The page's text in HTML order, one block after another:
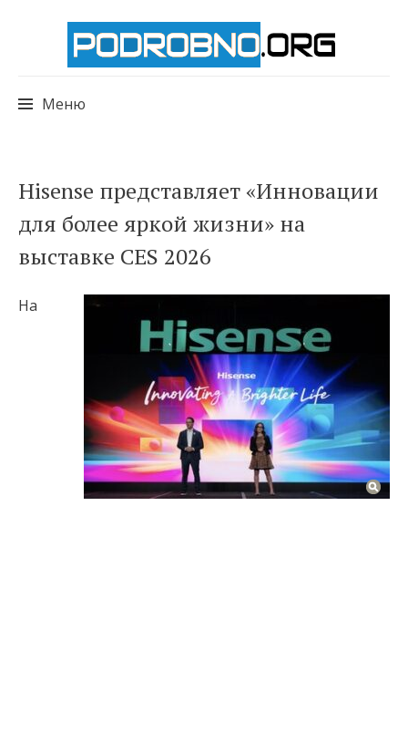
Меню
к
содержимому
Hisense представляет «Инновации
для более яркой жизни» на
выставке CES 2026
На